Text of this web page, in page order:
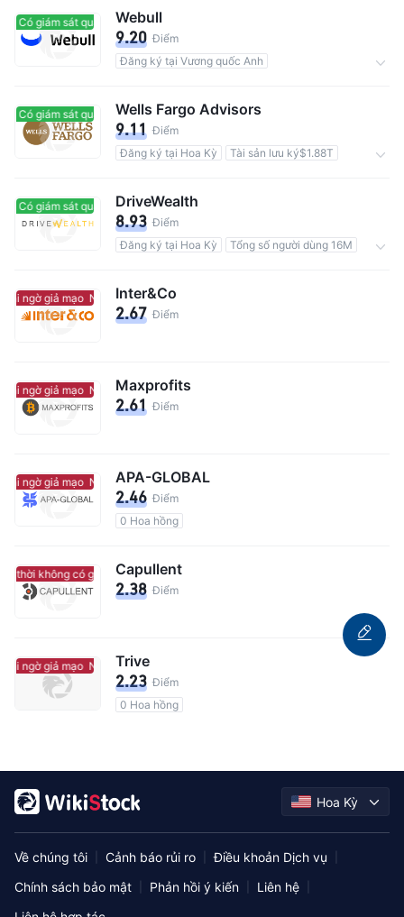
Có giám sát quản lý Có giám sát quản lý
Webull
9.20 Điểm
Đăng ký tại Vương quốc Anh
Có giám sát quản lý Có giám sát quản lý
Wells Fargo Advisors
9.11 Điểm
Đăng ký tại Hoa Kỳ
Tài sản lưu ký$1.88T
Có giám sát quản lý Có giám sát quản lý
DriveWealth
8.93 Điểm
Đăng ký tại Hoa Kỳ
Tổng số người dùng 16M
ngờ giả mạo Nghi ngờ giả mạo
Inter&Co
2.67 Điểm
ngờ giả mạo Nghi ngờ giả mạo
Maxprofits
2.61 Điểm
ngờ giả mạo Nghi ngờ giả mạo
APA-GLOBAL
2.46 Điểm
0 Hoa hồng
thời không có giám sát quản lý Tạm thời không có giám sát quản lý
Capullent
2.38 Điểm
ngờ giả mạo Nghi ngờ giả mạo
Trive
2.23 Điểm
0 Hoa hồng
Hoa Kỳ
Về chúng tôi Cảnh báo rủi ro Điều khoản Dịch vụ
Chính sách bảo mật Phản hồi ý kiến Liên hệ